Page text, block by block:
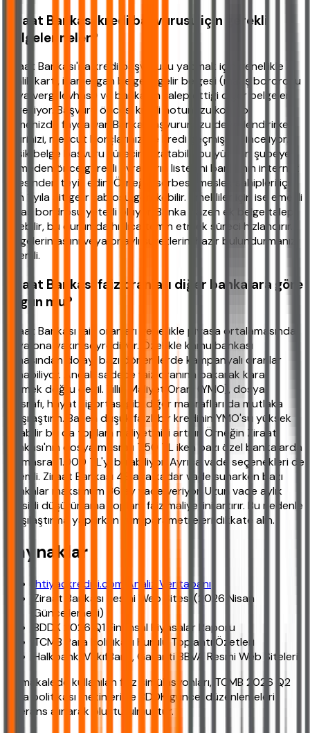
Ziraat Bankası kredi başvurusu için gerekli
belgeler neler?
Ziraat Bankası'na kredi başvurusu yapmak için genellikle
kimlik kartı, ikametgah belgesi, gelir belgesi (maaş bordrosu
veya vergi levhası) ve bankanın talep ettiği diğer belgeler
gerekiyor. Başvuru öncesi kredi notunuzu kontrol
etmenizde fayda var. Banka başvurunuzu değerlendirirken
gelirinizi, mevcut borçlarınızı ve kredi geçmişinizi inceliyor.
Eksik belge başvuru sürecini uzatabilir bu yüzden şubeye
gitmeden önce gerekli evrakların listesini bankanın internet
sitesinden teyit edin. Örneğin serbest meslek sahipleri için
son 1 yıla ait gelir tablosu gerekebilir. Emekliler için ise emekli
maaş bordrosu yeterli oluyor. Banka bazen ek belge talep
edebilir, bu durumda hızlıca temin etmek süreci hızlandırır.
Belgelerin aslını veya onaylı suretlerini hazır bulundurmanız
önemli.
Ziraat Bankası faiz oranları diğer bankalara göre
uygun mu?
Ziraat Bankası faiz oranları genellikle piyasa ortalamasında
veya ona yakın seyrediyor. Özellikle kamu bankası
olmasından dolayı bazı dönemlerde kampanyalı oranlar
sunabiliyor. Ancak sadece faiz oranına bakarak karar
vermek doğru değil. Yıllık Maliyet Oranı (YMO), dosya
masrafı, hayat sigortası gibi diğer masrafları da mutlaka
karşılaştırın. Bazen düşük faizli bir kredinin YMO'su yüksek
çıkabilir bu da toplam maliyetinizi artırır. Örneğin Ziraat
Bankası'nın dosya masrafı 750 TL iken bazı özel bankalarda
bu masraf 1.000 TL'yi bulabiliyor. Ayrıca vade seçenekleri de
önemli. Ziraat Bankası 48 aya kadar vade sunarken bazı
bankalar maksimum 36 ay vade veriyor. Uzun vade aylık
taksidi düşürür ama toplam faiz maliyetini artırır. Bu nedenle
karşılaştırma yaparken tüm parametreleri dikkate alın.
Kaynaklar
ihtiyackredisi.com Analiz Veritabanı
Ziraat Bankası Resmi Web Sitesi (2026 Nisan
Güncellemesi)
BDDK 2026 Q1 Finansal Piyasalar Raporu
TCMB Para Politikası Kurulu Toplantı Özetleri
Halkbank, VakıfBank, Garanti BBVA Resmi Web Siteleri
Bu makalede kullanılan faiz simülasyonları, TCMB 2026 Q2
para politikası metinleri ve BDDK güncel düzenlemeleri
referans alınarak oluşturulmuştur.